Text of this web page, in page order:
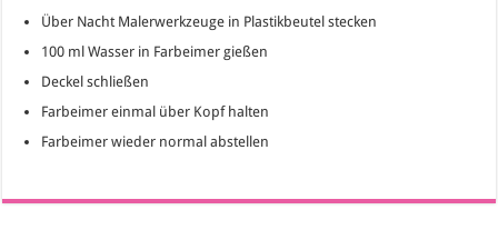
Über Nacht Malerwerkzeuge in Plastikbeutel stecken
100 ml Wasser in Farbeimer gießen
Deckel schließen
Farbeimer einmal über Kopf halten
Farbeimer wieder normal abstellen